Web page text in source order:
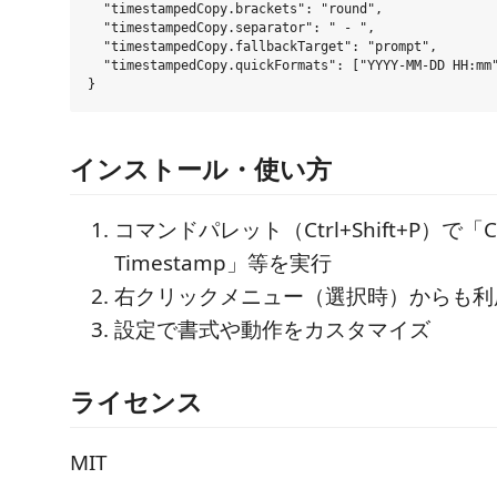
  "timestampedCopy.brackets": "round",
  "timestampedCopy.separator": " - ",
  "timestampedCopy.fallbackTarget": "prompt",
"timestampedCopy.quickFormats": ["YYYY-MM-DD
インストール・使い方
コマンドパレット（Ctrl+Shift+P）で「
Timestamp」等を実行
右クリックメニュー（選択時）からも
設定で書式や動作をカスタマイズ
ライセンス
MIT